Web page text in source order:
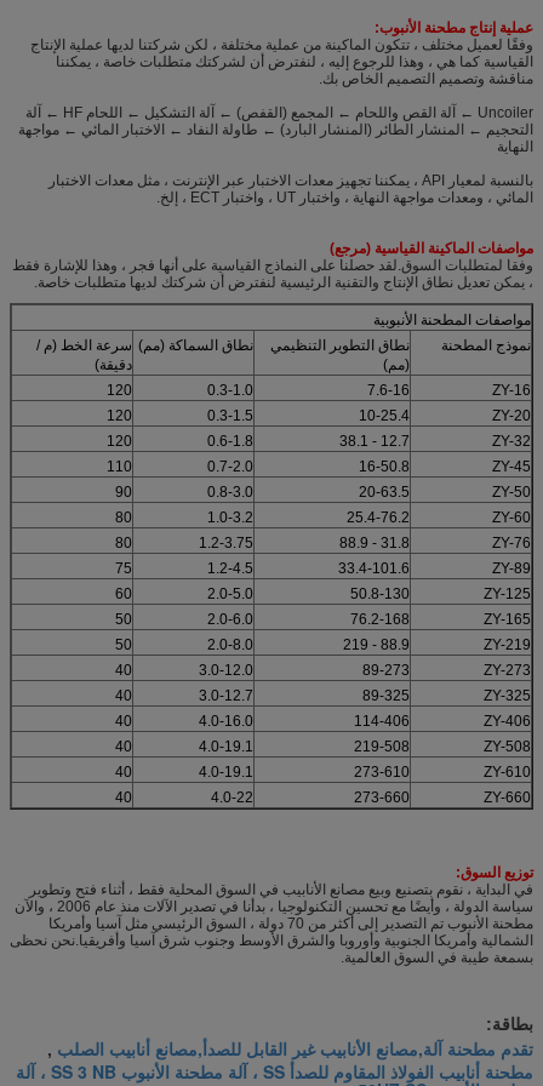
عملية إنتاج مطحنة الأنبوب:
وفقًا لعميل مختلف ، تتكون الماكينة من عملية مختلفة ، لكن شركتنا لديها عملية الإنتاج
القياسية كما هي ، وهذا للرجوع إليه ، لنفترض أن لشركتك متطلبات خاصة ، يمكننا
مناقشة وتصميم التصميم الخاص بك.
Uncoiler ← آلة القص واللحام ← المجمع (القفص) ← آلة التشكيل ← اللحام HF ← آلة
التحجيم ← المنشار الطائر (المنشار البارد) ← طاولة النفاد ← الاختبار المائي ← مواجهة
النهاية
بالنسبة لمعيار API ، يمكننا تجهيز معدات الاختبار عبر الإنترنت ، مثل معدات الاختبار
المائي ، ومعدات مواجهة النهاية ، واختبار UT ، واختبار ECT ، إلخ.
مواصفات الماكينة القياسية (مرجع)
وفقا لمتطلبات السوق.لقد حصلنا على النماذج القياسية على أنها فجر ، وهذا للإشارة فقط
، يمكن تعديل نطاق الإنتاج والتقنية الرئيسية لنفترض أن شركتك لديها متطلبات خاصة.
مواصفات المطحنة الأنبوبية
نموذج المطحنة
نطاق التطوير التنظيمي
(مم)
نطاق السماكة (مم) سرعة الخط (م /
دقيقة)
ZY-16
7.6-16
0.3-1.0
120
ZY-20
10-25.4
0.3-1.5
120
ZY-32
12.7 - 38.1
0.6-1.8
120
ZY-45
16-50.8
0.7-2.0
110
ZY-50
20-63.5
0.8-3.0
90
ZY-60
25.4-76.2
1.0-3.2
80
ZY-76
31.8 - 88.9
1.2-3.75
80
ZY-89
33.4-101.6
1.2-4.5
75
ZY-125
50.8-130
2.0-5.0
60
ZY-165
76.2-168
2.0-6.0
50
ZY-219
88.9 - 219
2.0-8.0
50
ZY-273
89-273
3.0-12.0
40
ZY-325
89-325
3.0-12.7
40
ZY-406
114-406
4.0-16.0
40
ZY-508
219-508
4.0-19.1
40
ZY-610
273-610
4.0-19.1
40
ZY-660
273-660
4.0-22
40
توزيع السوق:
في البداية ، نقوم بتصنيع وبيع مصانع الأنابيب في السوق المحلية فقط ، أثناء فتح وتطوير
سياسة الدولة ، وأيضًا مع تحسين التكنولوجيا ، بدأنا في تصدير الآلات منذ عام 2006 ، والآن
مطحنة الأنبوب تم التصدير إلى أكثر من 70 دولة ، السوق الرئيسي مثل آسيا وأمريكا
الشمالية وأمريكا الجنوبية وأوروبا والشرق الأوسط وجنوب شرق آسيا وأفريقيا.نحن نحظى
بسمعة طيبة في السوق العالمية.
بطاقة:
تقدم مطحنة آلة,مصانع الأنابيب غير القابل للصدأ,مصانع أنابيب الصلب ,
مطحنة أنابيب الفولاذ المقاوم للصدأ SS ، آلة مطحنة الأنبوب SS 3 NB ، آلة